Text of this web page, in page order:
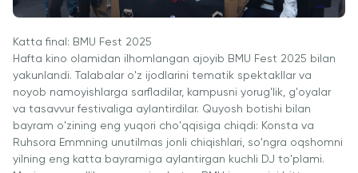
Katta final: BMU Fest 2025
Hafta kino olamidan ilhomlangan ajoyib BMU Fest 2025 bilan
yakunlandi. Talabalar o'z ijodlarini tematik spektakllar va
noyob namoyishlarga sarfladilar, kampusni yorug'lik, g'oyalar
va tasavvur festivaliga aylantirdilar. Quyosh botishi bilan
bayram o'zining eng yuqori cho'qqisiga chiqdi: Konsta va
Ruhsora Emmning unutilmas jonli chiqishlari, so'ngra oqshomni
yilning eng katta bayramiga aylantirgan kuchli DJ to'plami.